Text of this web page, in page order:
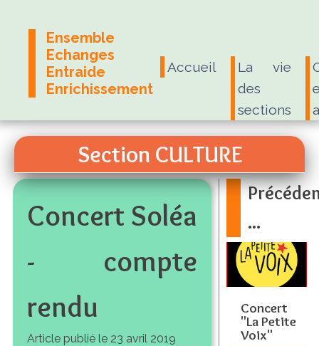
Ensemble
Echanges
Entraide
Enrichissement
Accueil
La vie
des
sections
Section CULTURE
Concert Soléa
- compte
rendu
Article publié le 23 avril 2019
...
Concert
"La Petite
Voix"